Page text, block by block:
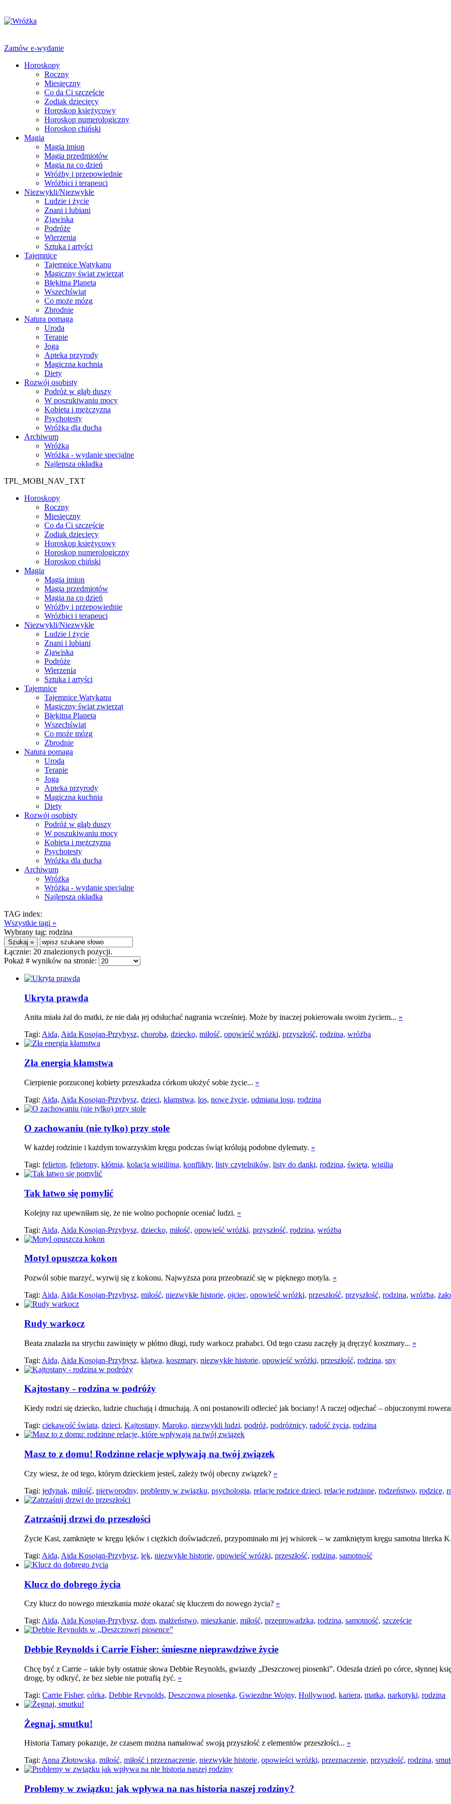
Zamów e-wydanie
Horoskopy
Roczny
Miesięczny
Co da Ci szczęście
Zodiak dziecięcy
Horoskop księżycowy
Horoskop numerologiczny
Horoskop chiński
Magia
Magia imion
Magia przedmiotów
Magia na co dzień
Wróżby i przepowiednie
Wróżbici i terapeuci
Niezwykli/Niezwykłe
Ludzie i życie
Znani i lubiani
Zjawiska
Podróże
Wierzenia
Sztuka i artyści
Tajemnice
Tajemnice Watykanu
Magiczny świat zwierząt
Błękitna Planeta
Wszechświat
Co może mózg
Zbrodnie
Natura pomaga
Uroda
Terapie
Joga
Apteka przyrody
Magiczna kuchnia
Diety
Rozwój osobisty
Podróż w głąb duszy
W poszukiwaniu mocy
Kobieta i mężczyzna
Psychotesty
Wróżka dla ducha
Archiwum
Wróżka
Wróżka - wydanie specjalne
Najlepsza okładka
TPL_MOBI_NAV_TXT
Horoskopy
Roczny
Miesięczny
Co da Ci szczęście
Zodiak dziecięcy
Horoskop księżycowy
Horoskop numerologiczny
Horoskop chiński
Magia
Magia imion
Magia przedmiotów
Magia na co dzień
Wróżby i przepowiednie
Wróżbici i terapeuci
Niezwykli/Niezwykłe
Ludzie i życie
Znani i lubiani
Zjawiska
Podróże
Wierzenia
Sztuka i artyści
Tajemnice
Tajemnice Watykanu
Magiczny świat zwierząt
Błękitna Planeta
Wszechświat
Co może mózg
Zbrodnie
Natura pomaga
Uroda
Terapie
Joga
Apteka przyrody
Magiczna kuchnia
Diety
Rozwój osobisty
Podróż w głąb duszy
W poszukiwaniu mocy
Kobieta i mężczyzna
Psychotesty
Wróżka dla ducha
Archiwum
Wróżka
Wróżka - wydanie specjalne
Najlepsza okładka
TAG index:
Wszystkie tagi »
Wybrany tag: rodzina
Łącznie: 20 znalezionych pozycji.
Pokaż # wyników na stronie:
Ukryta prawda
Anita miała żal do matki, że nie dała jej odsłuchać nagrania wcześniej. Może by inaczej pokierowała swoim życiem... »
Tagi: Aida, Aida Kosojan-Przybysz, choroba, dziecko, miłość, opowieść wróżki, przyszłość, rodzina, wróżba
Zła energia kłamstwa
Cierpienie porzuconej kobiety przeszkadza córkom ułożyć sobie życie... »
Tagi: Aida, Aida Kosojan-Przybysz, dzieci, kłamstwa, los, nowe życie, odmiana losu, rodzina
O zachowaniu (nie tylko) przy stole
W każdej rodzinie i każdym towarzyskim kręgu podczas świąt królują podobne dylematy. »
Tagi: felieton, felietony, kłótnia, kolacja wigilijna, konflikty, listy czytelników, listy do danki, rodzina, święta, wigilia
Tak łatwo się pomylić
Kolejny raz upewniłam się, że nie wolno pochopnie oceniać ludzi. »
Tagi: Aida, Aida Kosojan-Przybysz, dziecko, miłość, opowieść wróżki, przyszłość, rodzina, wróżba
Motyl opuszcza kokon
Pozwól sobie marzyć, wyrwij się z kokonu. Najwyższa pora przeobrazić się w pięknego motyla. »
Tagi: Aida, Aida Kosojan-Przybysz, miłość, niezwykłe historie, ojciec, opowieść wróżki, przeszłość, przyszłość, rodzina, wróżba,
Rudy warkocz
Beata znalazła na strychu zawinięty w płótno długi, rudy warkocz prababci. Od tego czasu zaczęły ją dręczyć koszmary... »
Tagi: Aida, Aida Kosojan-Przybysz, klątwa, koszmary, niezwykłe historie, opowieść wróżki, przeszłość, rodzina, sny
Kajtostany - rodzina w podróży
Kiedy rodzi się dziecko, ludzie chuchają i dmuchają. A oni postanowili odlecieć jak bociany! A raczej odjechać – objuczonymi
Tagi: ciekawość świata, dzieci, Kajtostany, Maroko, niezwykli ludzi, podróż, podróżnicy, radość życia, rodzina
Masz to z domu! Rodzinne relacje wpływają na twój związek
Czy wiesz, że od tego, którym dzieckiem jesteś, zależy twój obecny związek? »
Tagi: jedynak, miłość, pierworodny, problemy w związku, psychologia, relacje rodzice dzieci, relacje rodzinne, rodzeństwo, rodzice,
Zatrzaśnij drzwi do przeszłości
Życie Kasi, zamknięte w kręgu lęków i ciężkich doświadczeń, przypominało mi jej wisiorek – w zamkniętym kręgu samotna literka
Tagi: Aida, Aida Kosojan-Przybysz, lęk, niezwykłe historie, opowieść wróżki, przeszłość, rodzina, samotność
Klucz do dobrego życia
Czy klucz do nowego mieszkania może okazać się kluczem do nowego życia? »
Tagi: Aida, Aida Kosojan-Przybysz, dom, małżeństwo, mieszkanie, miłość, przeprowadzka, rodzina, samotność, szczęście
Debbie Reynolds i Carrie Fisher: śmieszne nieprawdziwe życie
Chcę być z Carrie – takie były ostatnie słowa Debbie Reynolds, gwiazdy „Deszczowej piosenki”. Odeszła dzień po córce, słynnej
drogę, by odkryć, że bez siebie nie potrafią żyć. »
Tagi: Carrie Fisher, córka, Debbie Reynolds, Deszczowa piosenka, Gwiezdne Wojny, Hollywood, kariera, matka, narkotyki, rodzina
Żegnaj, smutku!
Historia Tamary pokazuje, że czasem można namalować swoją przyszłość z elementów przeszłości... »
Tagi: Anna Złotowska, miłość, miłość i przeznaczenie, niezwykłe historie, opowieści wróżki, przeznaczenie, przyszłość, rodzina,
Problemy w związku: jak wpływa na nas historia naszej rodziny?